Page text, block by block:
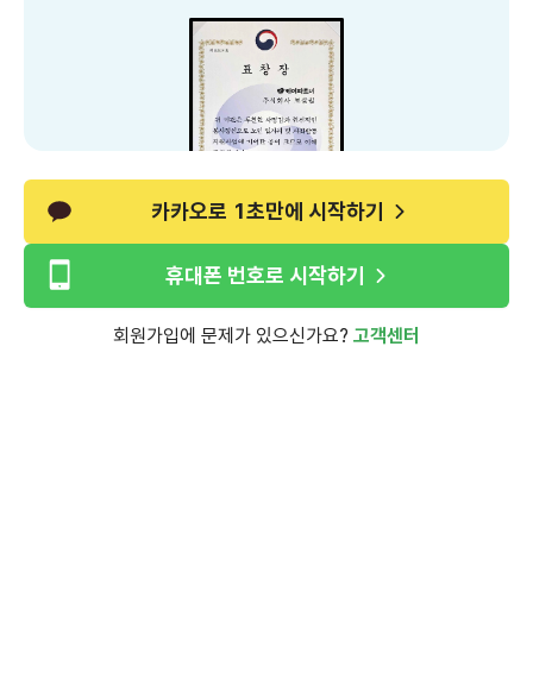
카카오로 1초만에 시작하기
휴대폰 번호로 시작하기
회원가입에 문제가 있으신가요? 고객센터